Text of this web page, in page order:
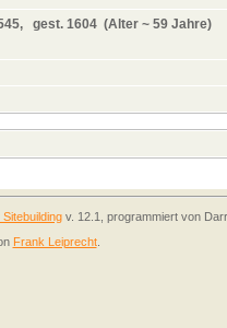
gest. 1604 (Alter ~ 59 Jahre)
v. 12.1, programmiert von
Frank Leiprecht.